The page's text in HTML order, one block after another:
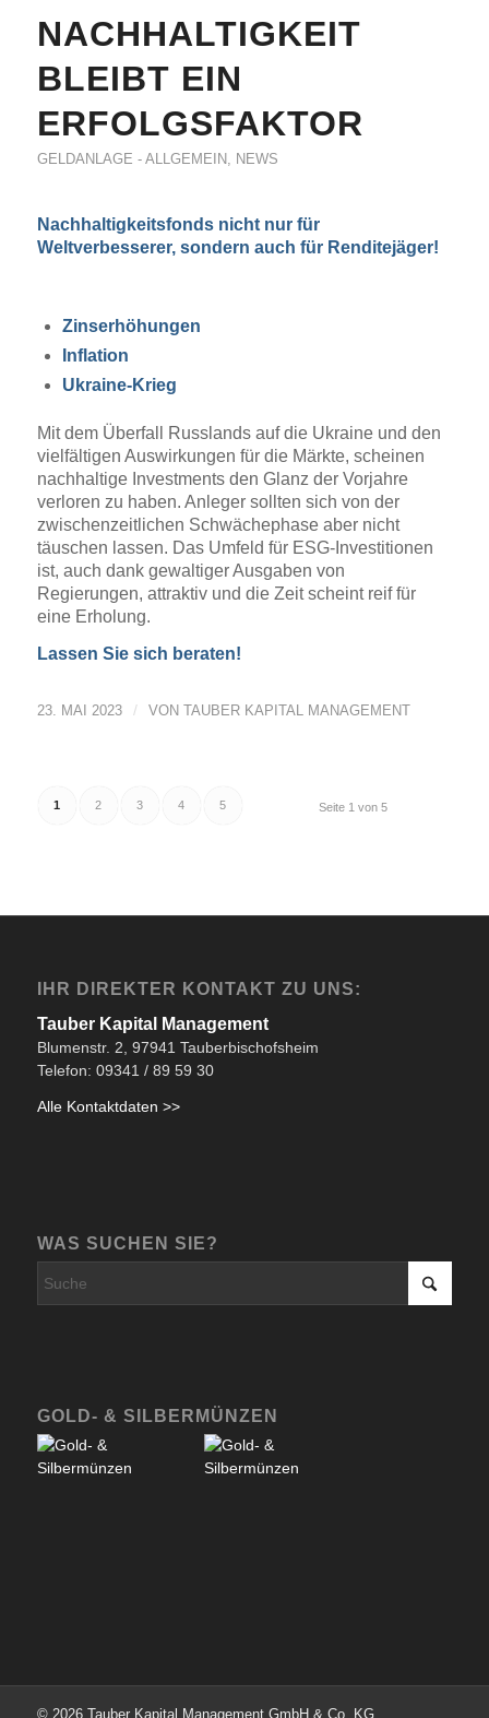
NACHHALTIGKEIT
BLEIBT EIN
ERFOLGSFAKTOR
GELDANLAGE - ALLGEMEIN, NEWS
Nachhaltigkeitsfonds nicht nur für
Weltverbesserer, sondern auch für Renditejäger!
Zinserhöhungen
Inflation
Ukraine-Krieg
Mit dem Überfall Russlands auf die Ukraine und den
vielfältigen Auswirkungen für die Märkte, scheinen
nachhaltige Investments den Glanz der Vorjahre
verloren zu haben. Anleger sollten sich von der
zwischenzeitlichen Schwächephase aber nicht
täuschen lassen. Das Umfeld für ESG-Investitionen
ist, auch dank gewaltiger Ausgaben von
Regierungen, attraktiv und die Zeit scheint reif für
eine Erholung.
Lassen Sie sich beraten!
23. MAI 2023 / VON TAUBER KAPITAL MANAGEMENT
Seite 1 von 5
1 2 3 4 5
IHR DIREKTER KONTAKT ZU UNS:
Tauber Kapital Management
Blumenstr. 2, 97941 Tauberbischofsheim
Telefon: 09341 / 89 59 30
Alle Kontaktdaten >>
WAS SUCHEN SIE?
GOLD- & SILBERMÜNZEN
© 2026 Tauber Kapital Management GmbH & Co. KG